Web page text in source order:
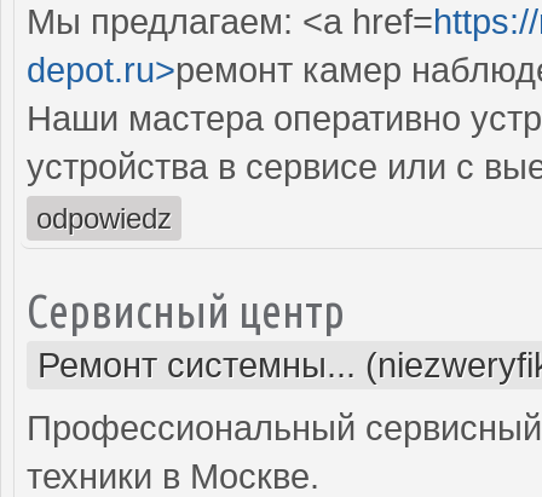
Мы предлагаем: <a href=
depot.ru>ремонт камер
Наши мастера оперативно
устройства в сервисе или с
odpowiedz
Сервисный центр
Ремонт системны...
Профессиональный
техники в Москве.